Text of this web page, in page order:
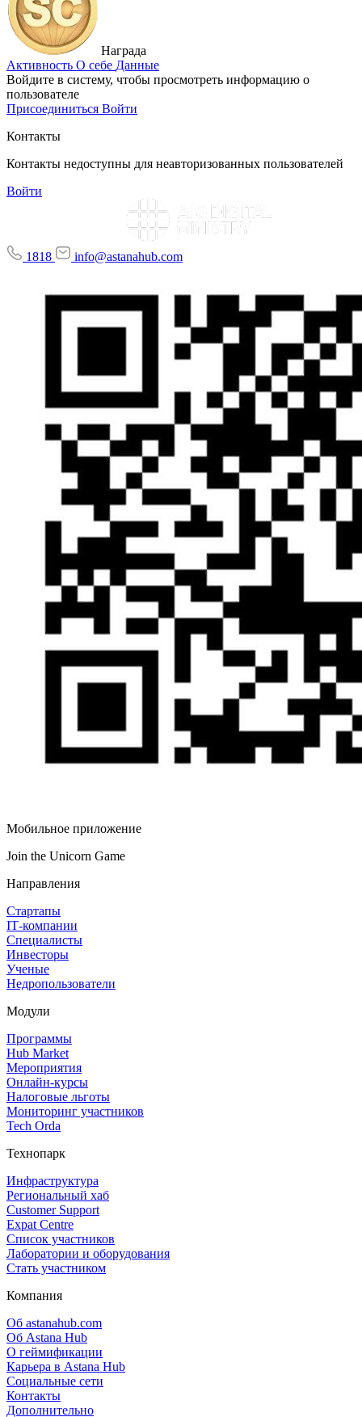
Награда
Активность О себе Данные
Войдите в систему, чтобы просмотреть информацию о
пользователе
Присоединиться Войти
Контакты
Контакты недоступны для неавторизованных пользователей
Войти
1818 info@astanahub.com
Мобильное приложение
Join the Unicorn Game
Направления
Стартапы
IT‑компании
Специалисты
Инвесторы
Ученые
Недропользователи
Модули
Программы
Hub Market
Мероприятия
Онлайн‑курсы
Налоговые льготы
Мониторинг участников
Tech Orda
Технопарк
Инфраструктура
Региональный хаб
Customer Support
Expat Centre
Список участников
Лаборатории и оборудования
Стать участником
Компания
Об astanahub.com
Об Astana Hub
О геймификации
Карьера в Astana Hub
Социальные сети
Контакты
Дополнительно